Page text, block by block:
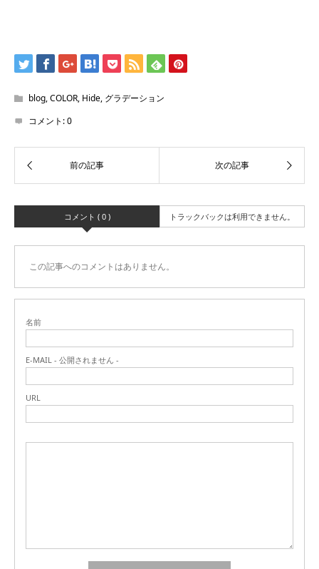
blog,COLOR, Hide, グラデーション
コメント:0
コメント ( 0 ) トラックバックは利用できません。
この記事へのコメントはありません。
名前
E-MAIL - 公開されません -
URL